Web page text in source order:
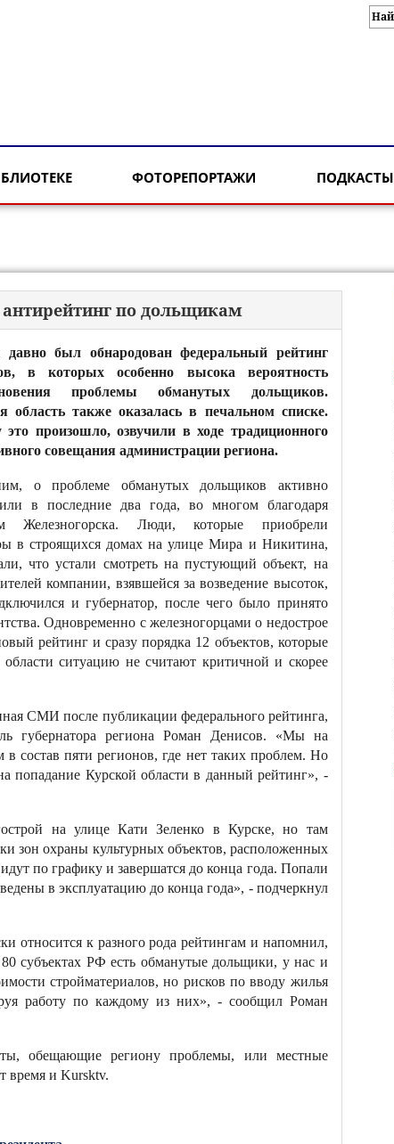
ФОТОРЕПОРТАЖИ ПОДКАСТЫ
по дольщикам
был обнародован федеральный рейтинг
в которых особенно высока вероятность
проблемы обманутых дольщиков.
область также оказалась в печальном списке.
это произошло, озвучили в ходе традиционного
совещания администрации региона.
о проблеме обманутых дольщиков активно
в последние два года, во многом благодаря
Железногорска. Люди, которые приобрели
в строящихся домах на улице Мира и Никитина,
что устали смотреть на пустующий объект, на
компании, взявшейся за возведение высоток,
и губернатор, после чего было принято
Одновременно с железногорцами о недострое
рейтинг и сразу порядка 12 объектов, которые
ситуацию не считают критичной и скорее
СМИ после публикации федерального рейтинга,
губернатора региона Роман Денисов. «Мы на
состав пяти регионов, где нет таких проблем. Но
попадание Курской области в данный рейтинг», -
на улице Кати Зеленко в Курске, но там
зон охраны культурных объектов, расположенных
по графику и завершатся до конца года. Попали
в эксплуатацию до конца года», - подчеркнул
относится к разного рода рейтингам и напомнил,
субъектах РФ есть обманутые дольщики, у нас и
стройматериалов, но рисков по вводу жилья
работу по каждому из них», - сообщил Роман
обещающие региону проблемы, или местные
время и Kursktv.